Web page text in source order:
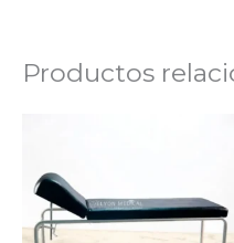
Productos